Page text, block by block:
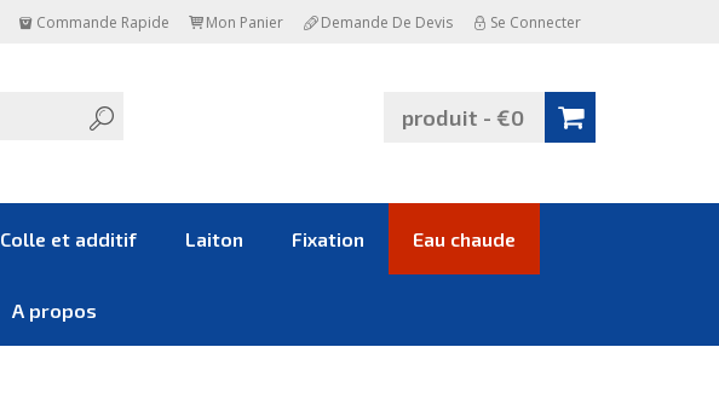
Commande Rapide Mon Panier Demande De Devis Se Connecter
produit - €0
Colle et additif Laiton Fixation Eau chaude
A propos